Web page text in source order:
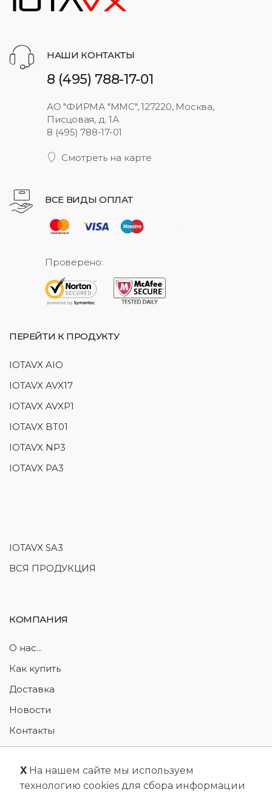
НАШИ КОНТАКТЫ
8 (495) 788-17-01
АО "ФИРМА "ММС", 127220, Москва,
Писцовая, д. 1А
8 (495) 788-17-01
Смотреть на карте
ВСЕ ВИДЫ ОПЛАТ
Проверено:
ПЕРЕЙТИ К ПРОДУКТУ
IOTAVX AIO
IOTAVX AVX17
IOTAVX AVXP1
IOTAVX BT01
IOTAVX NP3
IOTAVX PA3
IOTAVX SA3
ВСЯ ПРОДУКЦИЯ
КОМПАНИЯ
О нас...
Как купить
Доставка
Новости
Контакты
XНа нашем сайте мы используем
технологию cookies для сбора информации